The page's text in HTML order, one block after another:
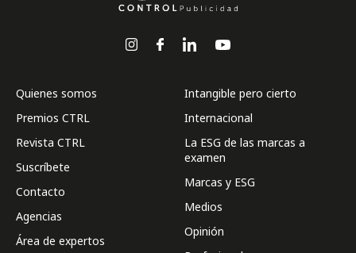
Quienes somos
Premios CTRL
Revista CTRL
Suscríbete
Contacto
Agencias
Área de expertos
Intangible pero cierto
Internacional
La ESG de las marcas a
examen
Marcas y ESG
Medios
Opinión